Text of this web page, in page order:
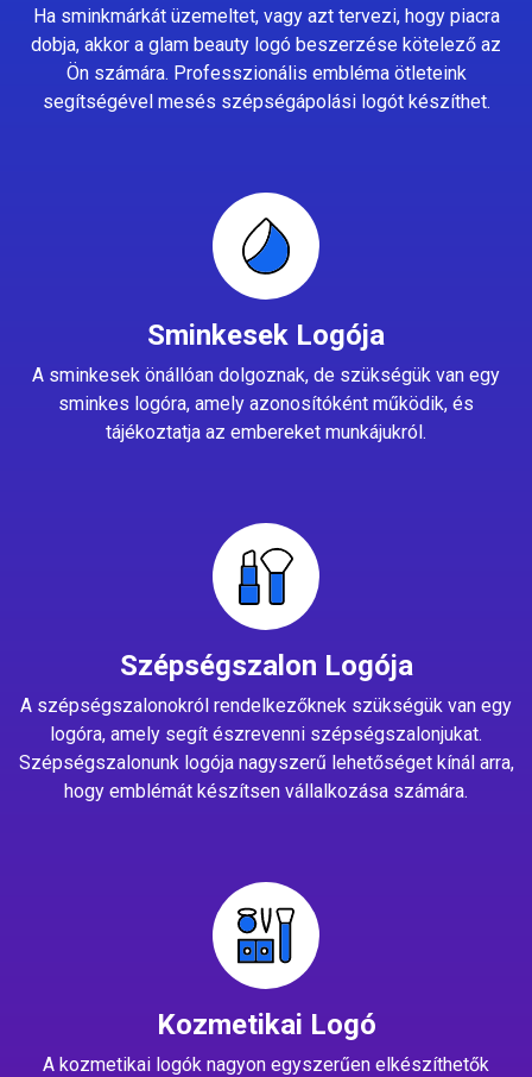
Ha sminkmárkát üzemeltet, vagy azt tervezi, hogy piacra
dobja, akkor a glam beauty logó beszerzése kötelező az
Ön számára. Professzionális embléma ötleteink
segítségével mesés szépségápolási logót készíthet.
Sminkesek Logója
A sminkesek önállóan dolgoznak, de szükségük van egy
sminkes logóra, amely azonosítóként működik, és
tájékoztatja az embereket munkájukról.
Szépségszalon Logója
A szépségszalonokról rendelkezőknek szükségük van egy
logóra, amely segít észrevenni szépségszalonjukat.
Szépségszalonunk logója nagyszerű lehetőséget kínál arra,
hogy emblémát készítsen vállalkozása számára.
Kozmetikai Logó
A kozmetikai logók nagyon egyszerűen elkészíthetők